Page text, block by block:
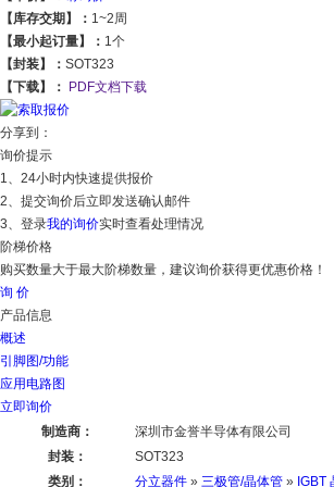
【库存交期】： 1~2周
【最小起订量】： 1个
【封装】： SOT323
【下载】：
PDF文档下载
分享到：
询价提示
1、24小时内快速提供报价
2、提交询价后立即发送确认邮件
3、登录我的询价实时查看处理情况
阶梯价格
购买数量大于最大阶梯数量，建议询价获得更优惠价格！
询 价
产品信息
概述
引脚图/功能
应用电路图
立即询价
制造商：
深圳市金誉半导体有限公司
封装：
SOT323
类别：
分立器件 » 三极管/晶体管 » IGBT